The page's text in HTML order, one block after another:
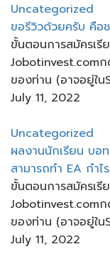
Uncategorized
ขอรีวิวด้วยครับ คือ
ขั้นตอนการสมัครเรีย
Jobotinvest.com
ของท่าน​ (อาจอยู่ใ
July 11, 2022
Uncategorized
ผลงานนักเรียน​ บอ
สามารถทำ​ EA กำไ
ขั้นตอนการสมัครเรีย
Jobotinvest.com
ของท่าน​ (อาจอยู่ใ
July 11, 2022